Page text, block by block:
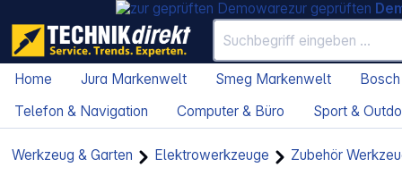
zur geprüften
Home Jura Markenwelt Smeg Markenwelt
Telefon & Navigation
Computer & Büro Sport &
Werkzeug & Garten Elektrowerkzeuge Zubehör